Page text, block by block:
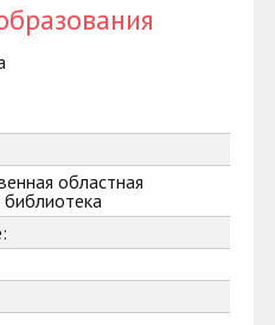
областная
библиотека